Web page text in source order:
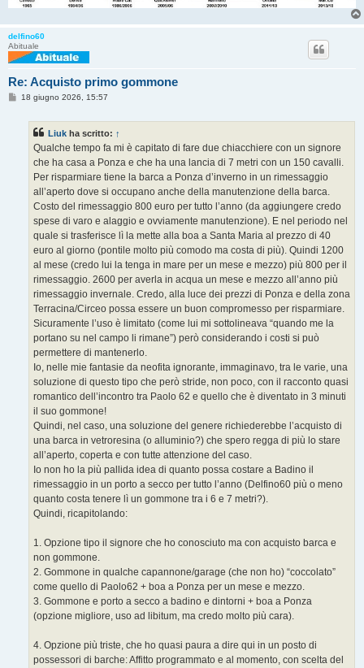
delfino60
Abituale
Re: Acquisto primo gommone
M18 giugno 2026, 15:57
Liuk ha scritto: ↑
Qualche tempo fa mi è capitato di fare due chiacchiere con un signore
che ha casa a Ponza e che ha una lancia di 7 metri con un 150 cavalli.
Per risparmiare tiene la barca a Ponza d’inverno in un rimessaggio
all’aperto dove si occupano anche della manutenzione della barca.
Costo del rimessaggio 800 euro per tutto l’anno (da aggiungere credo
spese di varo e alaggio e ovviamente manutenzione). E nel periodo nel
quale si trasferisce lì la mette alla boa a Santa Maria al prezzo di 40
euro al giorno (pontile molto più comodo ma costa di più). Quindi 1200
al mese (credo lui la tenga in mare per un mese e mezzo) più 800 per il
rimessaggio. 2600 per averla in acqua un mese e mezzo all’anno più
rimessaggio invernale. Credo, alla luce dei prezzi di Ponza e della zona
Terracina/Circeo possa essere un buon compromesso per risparmiare.
Sicuramente l’uso è limitato (come lui mi sottolineava “quando me la
portano su nel campo li rimane”) però considerando i costi si può
permettere di mantenerlo.
Io, nelle mie fantasie da neofita ignorante, immaginavo, tra le varie, una
soluzione di questo tipo che però stride, non poco, con il racconto quasi
romantico dell’incontro tra Paolo 62 e quello che è diventato in 3 minuti
il suo gommone!
Quindi, nel caso, una soluzione del genere richiederebbe l’acquisto di
una barca in vetroresina (o alluminio?) che spero regga di più lo stare
all’aperto, coperta e con tutte attenzione del caso.
Io non ho la più pallida idea di quanto possa costare a Badino il
rimessaggio in un porto a secco per tutto l’anno (Delfino60 più o meno
quanto costa tenere lì un gommone tra i 6 e 7 metri?).
Quindi, ricapitolando:
1. Opzione tipo il signore che ho conosciuto ma con acquisto barca e
non gommone.
2. Gommone in qualche capannone/garage (che non ho) “coccolato”
come quello di Paolo62 + boa a Ponza per un mese e mezzo.
3. Gommone e porto a secco a badino e dintorni + boa a Ponza
(opzione migliore, uso ad libitum, ma credo molto più cara).
4. Opzione più triste, che ho quasi paura a dire qui in un posto di
possessori di barche: Affitto programmato e al momento, con scelta del